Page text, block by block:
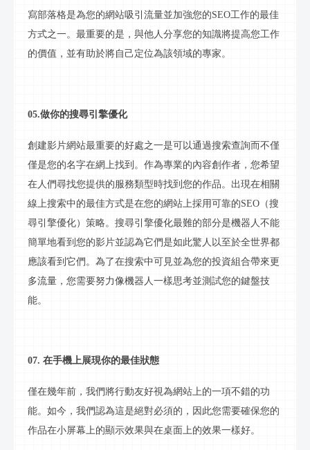
寫部落格是為您的網站吸引流量並加強您的SEO工作的最佳
方式之一。最重要的是，與他人分享您的知識將提高您工作
的價值，並有助於將自己定位為該領域的專家。
05.做你的搜尋引擎優化
創建影片網站最重要的好處之一是可以通過搜索查詢而不僅
僅是您的名字在網上找到。作為專業的內容創作者，您希望
在人們尋找您提供的服務類型時找到您的作品。出現在相關
線上搜索中的最佳方式是在您的網站上採用可靠的SEO（搜
尋引擎優化）策略。搜尋引擎優化最難的部分是機器人不能
簡單地看到您的影片並認為它們是如此驚人以至於全世界都
應該看到它們。為了在搜索中可見並為您的投資組合帶來更
多流量，您需要努力像機器人一樣思考並測試您的鍵盤技
能。
07. 在手機上展現你的最佳狀態
僅在幾年前，我們將行動友好視為網站上的一項不錯的功
能。如今，我們認為這是絕對必須的，因此您需要確保您的
作品在小屏幕上的顯示效果與在桌面上的效果一樣好。